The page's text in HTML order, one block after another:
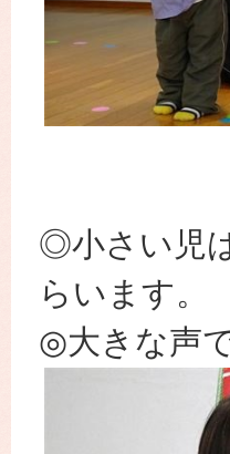
◎小さい児
らいます。
◎大きな声